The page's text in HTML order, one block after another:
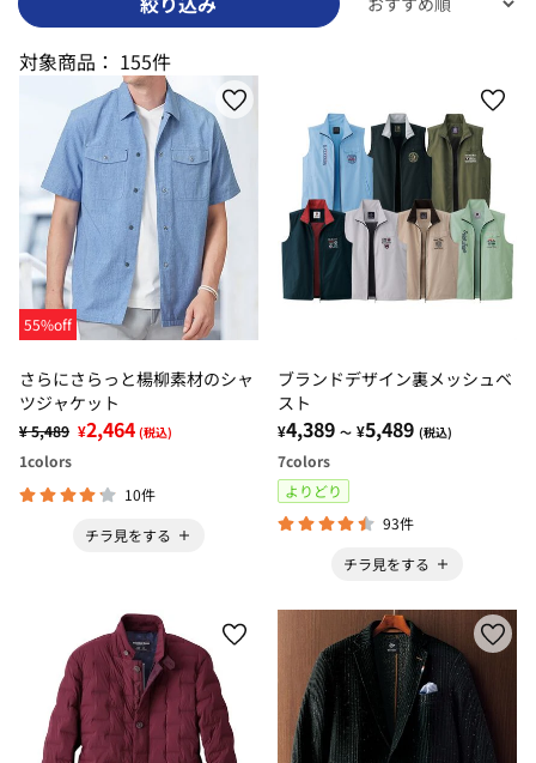
対象商品： 155件
55%off
さらにさらっと楊柳素材のシャ
ツジャケット
¥ 5,489 ¥2,464 (税込)
1colors
10件
チラ見をする
ブランドデザイン裏メッシュベ
スト
¥4,389 ～ ¥5,489 (税込)
7colors
よりどり
93件
チラ見をする